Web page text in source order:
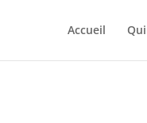
Accueil